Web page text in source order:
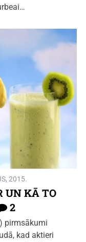
2015.
UN KĀ TO
2
pirmsākumi
kad aktieri